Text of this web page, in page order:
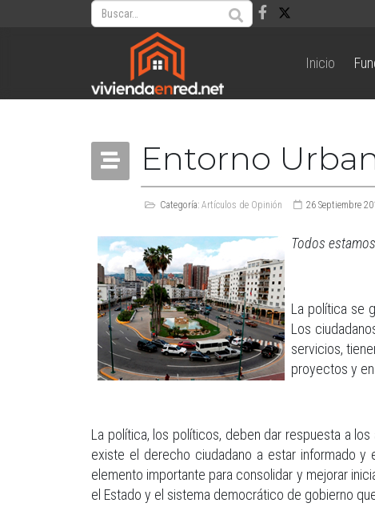
Inicio
Entorno
Categoría: Artículos de Opinión 26 Septiembre
Todos
La política se
Los
servicios,
proyectos y
La política, los políticos, deben dar respuesta a
existe el derecho ciudadano a estar informado
elemento importante para consolidar y mejorar
el Estado y el sistema democrático de gobierno